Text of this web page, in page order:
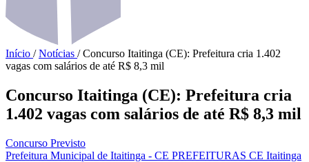
Início / Notícias / Concurso Itaitinga (CE): Prefeitura cria 1.402
vagas com salários de até R$ 8,3 mil
Concurso Itaitinga (CE): Prefeitura cria
1.402 vagas com salários de até R$ 8,3 mil
Concurso Previsto
Prefeitura Municipal de Itaitinga - CE PREFEITURAS CE Itaitinga